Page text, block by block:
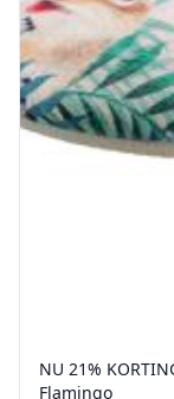
NU 21%
Flamingo